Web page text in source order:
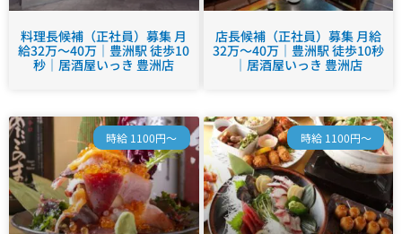
料理長候補（正社員）募集 月
給32万～40万｜豊洲駅 徒歩10
秒｜居酒屋いっき 豊洲店
店長候補（正社員）募集 月給
32万～40万｜豊洲駅 徒歩10秒
｜居酒屋いっき 豊洲店
時給 1100円～ 時給 1100円～